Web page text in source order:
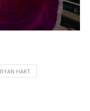
RYAN HART